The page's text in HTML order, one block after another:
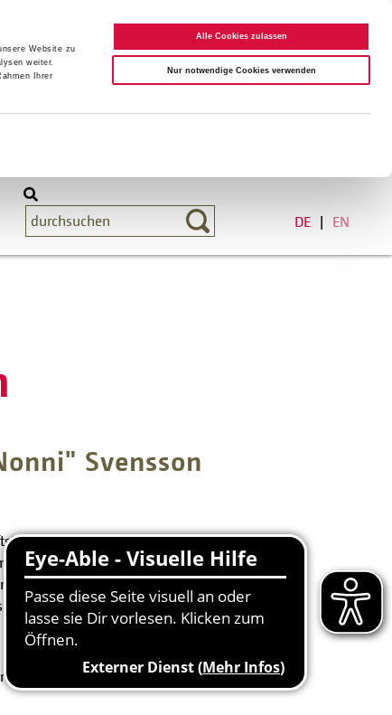
Website zu
weiter.
Ihrer
Alle Cookies zulassen
Nur notwendige Cookies verwenden
DE EN
Svensson
und Jesuitenpater Jón "Nonni"
Friedhof, die vom Generalsekretär des
der Botschafter von Island, Martin
Dr. Sverrir Schopka und die
starb, ein verdienstvoller Bürger der